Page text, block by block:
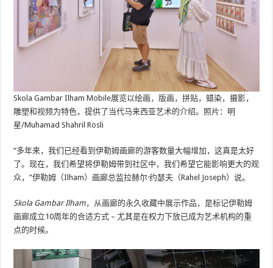
Skola Gambar Ilham Mobile展览以绘画，版画，拼贴，蜡染，摄影，
雕塑和视频为特色，提供了当代马来西亚艺术的介绍。照片：明
星/Muhamad Shahril Rosli
“多年来，我们已经看到伊勒姆画廊的游客数量大幅增加，这真是太好
了。现在，我们希望将伊勒姆带到社区中，我们希望它能影响更大的观
众，”伊勒姆（Ilham）画廊总监拉赫尔·约瑟夫（Rahel Joseph）说。
Skola Gambar Ilham，从画廊的永久收藏中展示作品，是标记伊勒姆
画廊成立10周年的合适方式 – 尤其是在权力下放已成为艺术机构的重
点的时候。